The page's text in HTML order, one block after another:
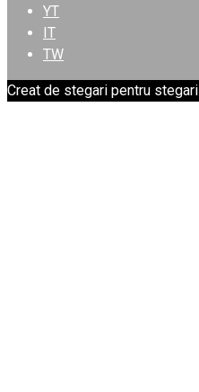
YT
IT
TW
Creat de stegari pentru stegari